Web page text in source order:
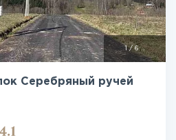
1/6
Серебряный ручей